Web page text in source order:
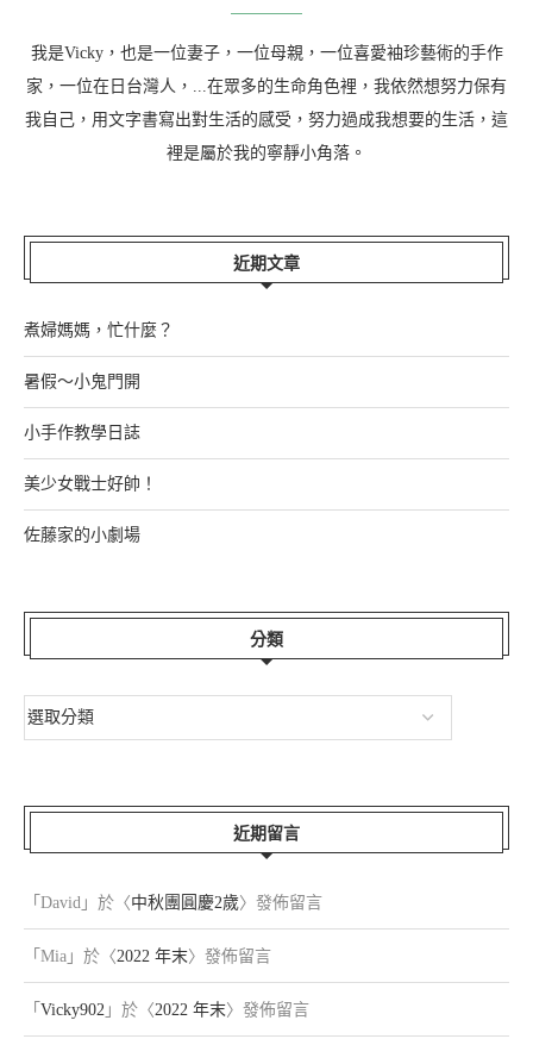
我是Vicky，也是一位妻子，一位母親，一位喜愛袖珍藝術的手作
家，一位在日台灣人，...在眾多的生命角色裡，我依然想努力保有
我自己，用文字書寫出對生活的感受，努力過成我想要的生活，這
裡是屬於我的寧靜小角落。
近期文章
煮婦媽媽，忙什麼？
暑假～小鬼門開
小手作教學日誌
美少女戰士好帥！
佐藤家的小劇場
分類
近期留言
「 David 」於〈中秋團圓慶2歲〉發佈留言
「 Mia 」於〈2022 年末〉發佈留言
「 Vicky902 」於〈2022 年末〉發佈留言